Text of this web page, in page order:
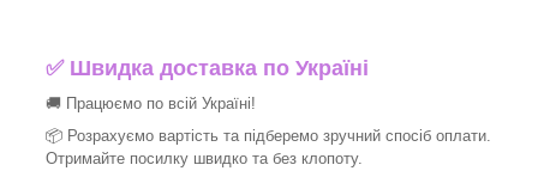
✅Швидка доставка по Україні
🚚 Працюємо по всій Україні!
📦 Розрахуємо вартість та підберемо зручний спосіб оплати.
Отримайте посилку швидко та без клопоту.